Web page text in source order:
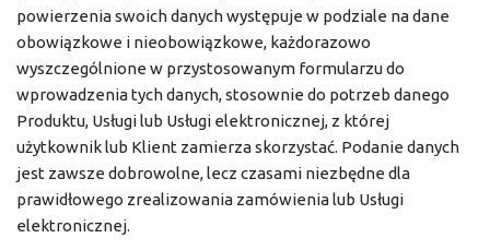
powierzenia swoich danych występuje w podziale na dane
obowiązkowe i nieobowiązkowe, każdorazowo
wyszczególnione w przystosowanym formularzu do
wprowadzenia tych danych, stosownie do potrzeb danego
Produktu, Usługi lub Usługi elektronicznej, z której
użytkownik lub Klient zamierza skorzystać. Podanie danych
jest zawsze dobrowolne, lecz czasami niezbędne dla
prawidłowego zrealizowania zamówienia lub Usługi
elektronicznej.